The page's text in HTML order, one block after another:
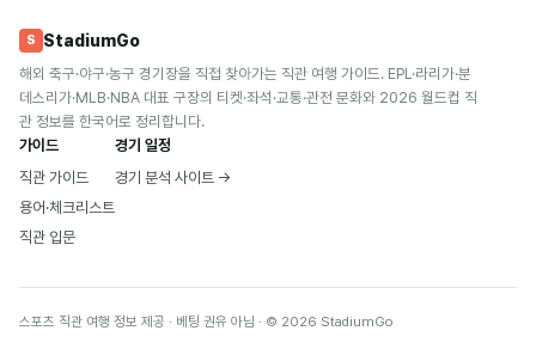
S StadiumGo
해외 축구·야구·농구 경기장을 직접 찾아가는 직관 여행 가이드. EPL·라리가·분
데스리가·MLB·NBA 대표 구장의 티켓·좌석·교통·관전 문화와 2026 월드컵 직
관 정보를 한국어로 정리합니다.
가이드
직관 가이드
용어·체크리스트
직관 입문
경기 일정
경기 분석 사이트 →
스포츠 직관 여행 정보 제공 · 베팅 권유 아님 · © 2026 StadiumGo